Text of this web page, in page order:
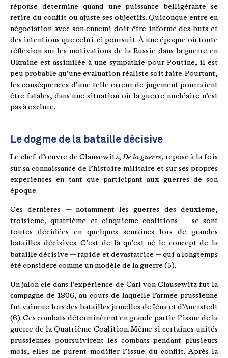
réponse détermine quand une puissance belligérante se
retire du conflit ou ajuste ses objectifs. Quiconque entre en
négociation avec son ennemi doit être informé des buts et
des intentions que celui-ci poursuit. À une époque où toute
réflexion sur les motivations de la Russie dans la guerre en
Ukraine est assimilée à une sympathie pour Poutine, il est
peu probable qu’une évaluation réaliste soit faite. Pourtant,
les conséquences d’une telle erreur de jugement pourraient
être fatales, dans une situation où la guerre nucléaire n’est
pas à exclure.
Le dogme de la bataille décisive
Le chef-d’œuvre de Clausewitz,De la guerre, repose à la fois
sur sa connaissance de l’histoire militaire et sur ses propres
expériences en tant que participant aux guerres de son
époque.
Ces dernières — notamment les guerres des deuxième,
troisième, quatrième et cinquième coalitions — se sont
toutes décidées en quelques semaines lors de grandes
batailles décisives. C’est de là qu’est né le concept de la
bataille décisive — rapide et dévastatrice — qui a longtemps
été considéré comme un modèle de la guerre (5).
Un jalon clé dans l’expérience de Carl von Clausewitz fut la
campagne de 1806, au cours de laquelle l’armée prussienne
fut vaincue lors des batailles jumelles de Iéna et d’Auerstedt
(6). Ces combats déterminèrent en grande partie l’issue de la
guerre de la Quatrième Coalition. Même si certaines unités
prussiennes poursuivirent les combats pendant plusieurs
mois, elles ne purent modifier l’issue du conflit. Après la